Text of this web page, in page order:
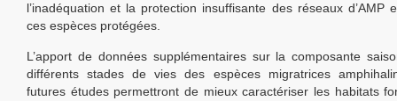
l’inadéquation et la protection insuffisante des réseaux d’AMP
ces espèces protégées.
L’apport de données supplémentaires sur la composante
différents stades de vies des espèces migratrices
futures études permettront de mieux caractériser les habitats